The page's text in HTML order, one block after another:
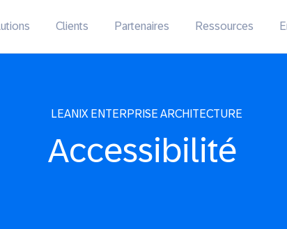
Clients Partenaires Ressources
LEANIX ENTERPRISE ARCHITECTURE
Accessibilité